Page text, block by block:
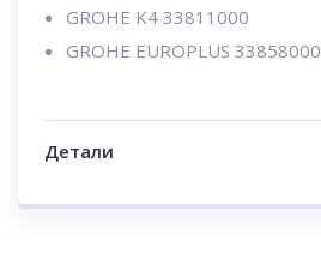
GROHE K4 33811000
GROHE EUROPLUS 33858000
Детали